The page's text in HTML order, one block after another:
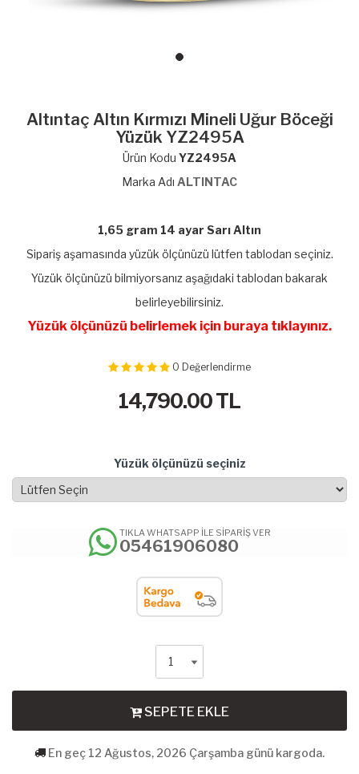
Altıntaç Altın Kırmızı Mineli Uğur Böceği
Yüzük YZ2495A
Ürün Kodu YZ2495A
Marka Adı ALTINTAC
1,65 gram 14 ayar Sarı Altın
Sipariş aşamasında yüzük ölçünüzü lütfen tablodan seçiniz.
Yüzük ölçünüzü bilmiyorsanız aşağıdaki tablodan bakarak
belirleyebilirsiniz.
Yüzük ölçünüzü belirlemek için buraya tıklayınız.
0 Değerlendirme
14,790.00TL
Yüzük ölçünüzü seçiniz
TIKLA WHATSAPP İLE SİPARİŞ VER
05461906080
SEPETE EKLE
En geç 12 Ağustos, 2026 Çarşamba günü kargoda.